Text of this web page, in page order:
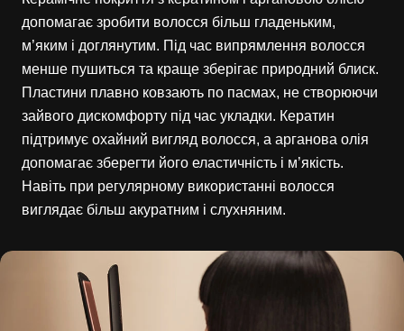
допомагає зробити волосся більш гладеньким,
м’яким і доглянутим. Під час випрямлення волосся
менше пушиться та краще зберігає природний блиск.
Пластини плавно ковзають по пасмах, не створюючи
зайвого дискомфорту під час укладки. Кератин
підтримує охайний вигляд волосся, а арганова олія
допомагає зберегти його еластичність і м’якість.
Навіть при регулярному використанні волосся
виглядає більш акуратним і слухняним.